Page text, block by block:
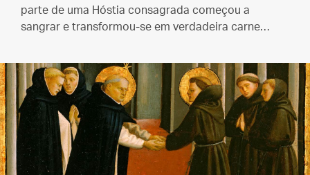
parte de uma Hóstia consagrada começou a
sangrar e transformou-se em verdadeira carne